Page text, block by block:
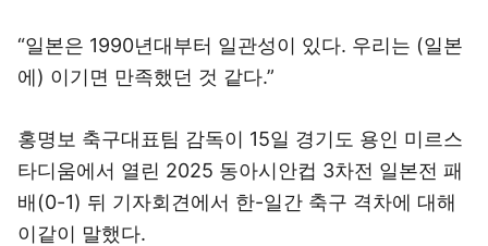
“일본은 1990년대부터 일관성이 있다. 우리는 (일본
에) 이기면 만족했던 것 같다.”
홍명보 축구대표팀 감독이 15일 경기도 용인 미르스
타디움에서 열린 2025 동아시안컵 3차전 일본전 패
배(0-1) 뒤 기자회견에서 한-일간 축구 격차에 대해
이같이 말했다.